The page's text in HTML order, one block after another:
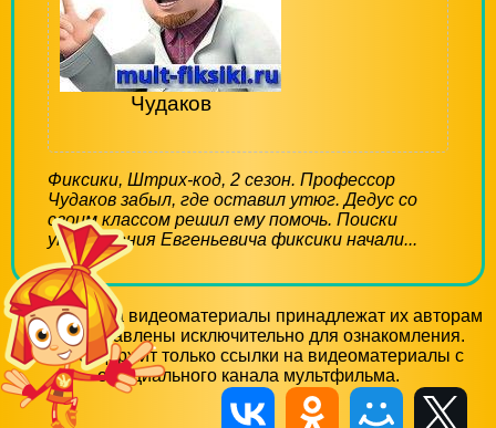
Чудаков
Фиксики, Штрих-код, 2 сезон. Профессор
Чудаков забыл, где оставил утюг. Дедус со
своим классом решил ему помочь. Поиски
утюга Гения Евгеньевича фиксики начали...
Все права на видеоматериалы принадлежат их авторам
и предоставлены исключительно для ознакомления.
Сайт содержит только ссылки на видеоматериалы с
официального канала мультфильма.